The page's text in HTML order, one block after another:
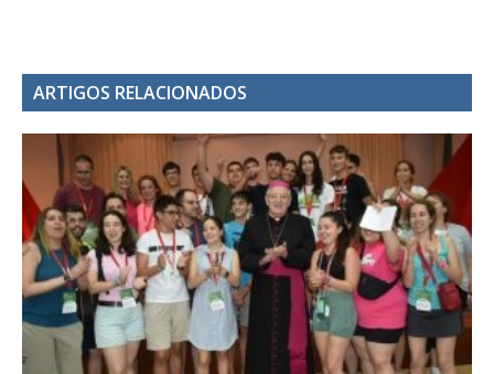
ARTIGOS RELACIONADOS